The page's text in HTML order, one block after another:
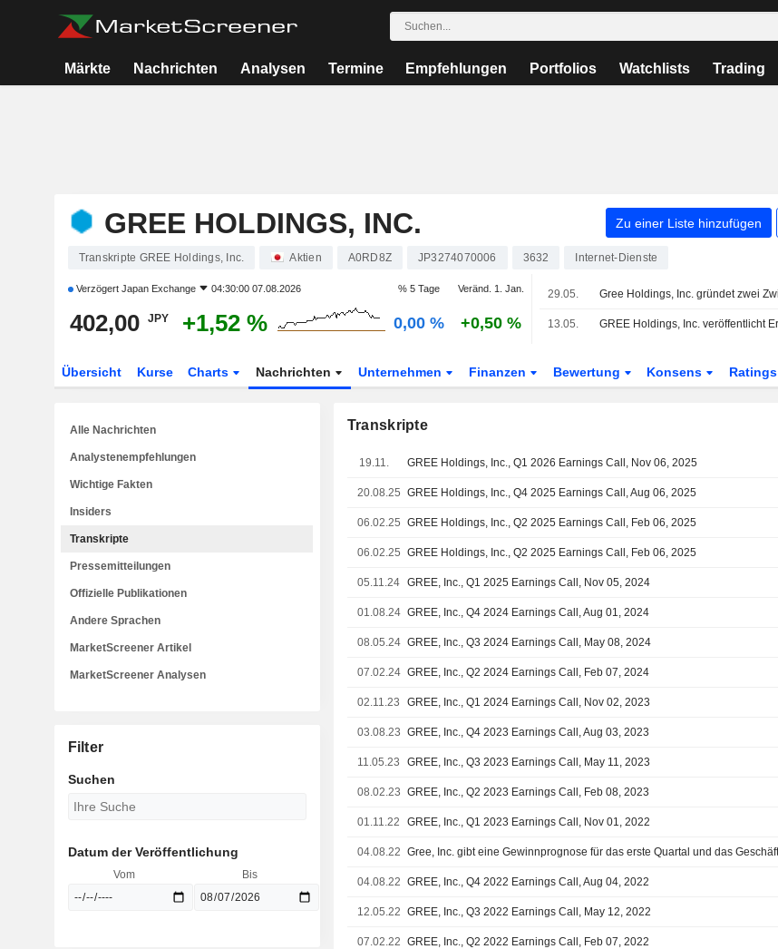
Märkte Nachrichten Analysen Termine Empfehlungen Portfolios Watchlists Trading
GREE HOLDINGS, INC. Zu einer Liste hinzufügen
Transkripte GREE Holdings, Inc. Aktien A0RD8Z JP3274070006 3632 Internet-Dienste
Verzögert Japan Exchange 04:30:00 07.08.2026 % 5 Tage Veränd. 1. Jan.
402,00 JPY +1,52 % 0,00 % +0,50 %
29.05.
13.05.
Übersicht Kurse Charts Nachrichten Unternehmen Finanzen Bewertung Konsens Ratings
Transkripte
19.11. GREE Holdings, Inc., Q1 2026 Earnings Call, Nov 06, 2025
20.08.25 GREE Holdings, Inc., Q4 2025 Earnings Call, Aug 06, 2025
06.02.25 GREE Holdings, Inc., Q2 2025 Earnings Call, Feb 06, 2025
06.02.25 GREE Holdings, Inc., Q2 2025 Earnings Call, Feb 06, 2025
05.11.24 GREE, Inc., Q1 2025 Earnings Call, Nov 05, 2024
01.08.24 GREE, Inc., Q4 2024 Earnings Call, Aug 01, 2024
08.05.24 GREE, Inc., Q3 2024 Earnings Call, May 08, 2024
07.02.24 GREE, Inc., Q2 2024 Earnings Call, Feb 07, 2024
02.11.23 GREE, Inc., Q1 2024 Earnings Call, Nov 02, 2023
03.08.23 GREE, Inc., Q4 2023 Earnings Call, Aug 03, 2023
11.05.23 GREE, Inc., Q3 2023 Earnings Call, May 11, 2023
08.02.23 GREE, Inc., Q2 2023 Earnings Call, Feb 08, 2023
01.11.22 GREE, Inc., Q1 2023 Earnings Call, Nov 01, 2022
04.08.22
04.08.22 GREE, Inc., Q4 2022 Earnings Call, Aug 04, 2022
12.05.22 GREE, Inc., Q3 2022 Earnings Call, May 12, 2022
07.02.22 GREE, Inc., Q2 2022 Earnings Call, Feb 07, 2022
Alle Nachrichten
Analystenempfehlungen
Wichtige Fakten
Insiders
Transkripte
Pressemitteilungen
Offizielle Publikationen
Andere Sprachen
MarketScreener Artikel
MarketScreener Analysen
Filter
Suchen
Datum der Veröffentlichung
Vom Bis